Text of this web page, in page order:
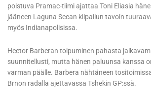
poistuva Pramac-tiimi ajattaa Toni Eliasia
jääneen Laguna Secan kilpailun tavoin
myös Indianapolisissa.
Hector Barberan toipuminen pahasta
suunnitellusti, mutta hänen paluunsa kanssa
varman päälle. Barbera nähtäneen
Brnon radalla ajettavassa Tshekin GP:ssä.